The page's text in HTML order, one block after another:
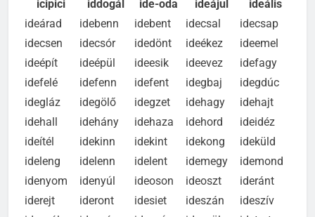
icipici iddogál ide-oda ideájul
ideárad
idebenn idebent idecsal
idecsap
idecsen
idecsór idedönt ideékez
ideemel
ideépít
ideépül ideesik ideevez
idefagy
idefelé
idefenn idefent idegbaj
idegdúc
idegláz
idegölő idegzet idehagy
idehajt
idehall
idehány idehaza idehord
ideidéz
ideítél
idekinn idekint idekong
ideküld
ideleng
idelenn idelent idemegy
idemond
idenyom
idenyúl ideoson ideoszt
ideránt
iderejt
ideront idesiet ideszán
ideszív